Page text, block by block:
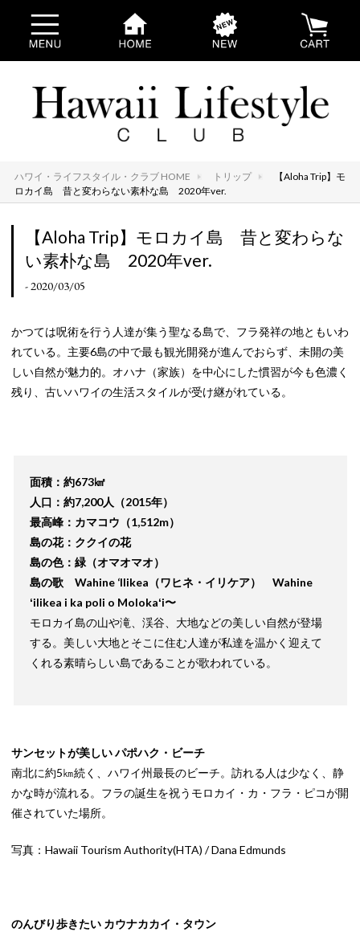
ハワイ・ライフスタイル・クラブ HOME トリップ
【Aloha Trip】モ
ロカイ島 昔と変わらない素朴な島 2020年ver.
【Aloha Trip】モロカイ島 昔と変わらな
い素朴な島 2020年ver.
- 2020/03/05
かつては呪術を行う人達が集う聖なる島で、フラ発祥の地ともいわ
れている。主要6島の中で最も観光開発が進んでおらず、未開の美
しい自然が魅力的。オハナ（家族）を中心にした慣習が今も色濃く
残り、古いハワイの生活スタイルが受け継がれている。
面積：約673㎢
人口：約7,200人（2015年）
最高峰：カマコウ（1,512m）
島の花：ククイの花
島の色：緑（オマオマオ）
島の歌 Wahine ‘Ilikea（ワヒネ・イリケア） Wahine
ʻilikea i ka poli o Molokaʻi〜
モロカイ島の山や滝、渓谷、大地などの美しい自然が登場
する。美しい大地とそこに住む人達が私達を温かく迎えて
くれる素晴らしい島であることが歌われている。
サンセットが美しい パポハク・ビーチ
南北に約5㎞続く、ハワイ州最長のビーチ。訪れる人は少なく、静
かな時が流れる。フラの誕生を祝うモロカイ・カ・フラ・ピコが開
催されていた場所。
写真：Hawaii Tourism Authority(HTA) / Dana Edmunds
のんびり歩きたい カウナカカイ・タウン